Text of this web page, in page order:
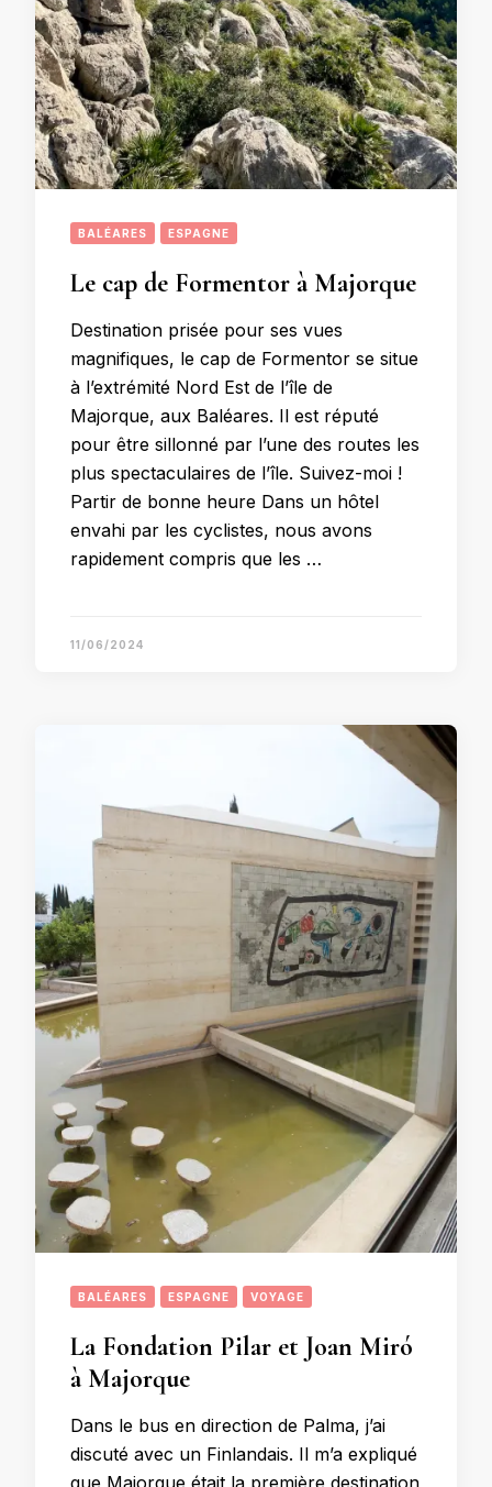
BALÉARES ESPAGNE
Le cap de Formentor à Majorque
Destination prisée pour ses vues
magnifiques, le cap de Formentor se situe
à l’extrémité Nord Est de l’île de
Majorque, aux Baléares. Il est réputé
pour être sillonné par l’une des routes les
plus spectaculaires de l’île. Suivez-moi !
Partir de bonne heure Dans un hôtel
envahi par les cyclistes, nous avons
rapidement compris que les …
11/06/2024
BALÉARES ESPAGNE VOYAGE
La Fondation Pilar et Joan Miró
à Majorque
Dans le bus en direction de Palma, j’ai
discuté avec un Finlandais. Il m’a expliqué
que Majorque était la première destination